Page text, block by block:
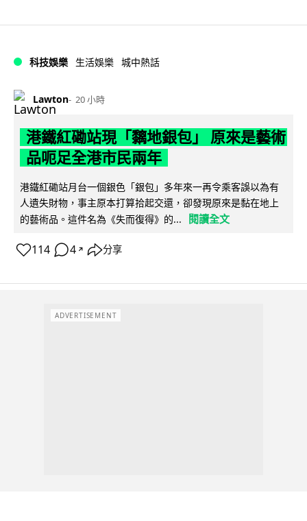
科技娛樂 生活娛樂 城中熱話
Lawton 20 小時
港鐵紅磡站現「黐地銀包」 原來是藝術
品呃足全港市民兩年
港鐵紅磡站月台一個銀色「銀包」多年來一再令乘客誤以為有
人遺失財物，事主原本打算拾起交還，卻發現原來是黏在地上
的藝術品。這件名為《失而復得》的...
閱讀全文
114 4 ↗ 分享
ADVERTISEMENT